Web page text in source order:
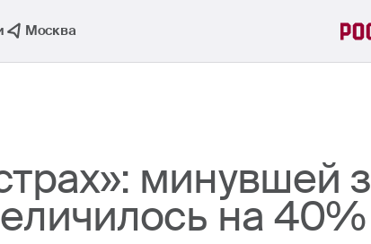
Москва
минувшей
на 40%